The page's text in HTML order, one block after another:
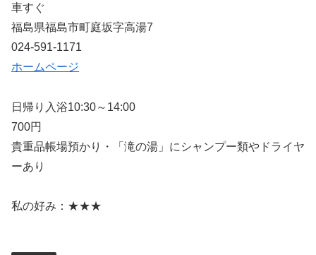
車すぐ
福島県福島市町庭坂字高湯7
024-591-1171
ホームページ
日帰り入浴10:30～14:00
700円
貴重品帳場預かり・「滝の湯」にシャンプー類やドライヤ
ーあり
私の好み：★★★